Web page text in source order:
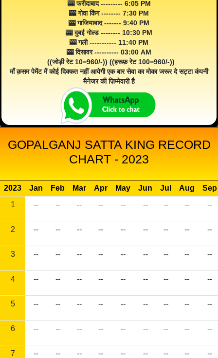
🎰 फरीदाबाद --------- 6:05 PM
🎰 गोवा किंग -------- 7:30 PM
🎰 गाजियाबाद ------- 9:40 PM
🎰 दुबई गोल्ड -------- 10:30 PM
🎰 गली ----------- 11:40 PM
🎰 दिसावर ---------- 03:00 AM
((जोड़ी रेट 10=960/-)) ((हरूफ़ रेट 100=960/-))
माँ क़सम पेमेंट में कोई दिक्कत नहीं आयेगी एक बार सेवा का मोका जरूर दे सट्टा कंपनी
मैनेजर की ज़िम्मेवारी है
GOPALGANJ SATTA KING RECORD
CHART - 2023
2023 Jan Feb Mar Apr May Jun Jul Aug
Sep
1
-- -- -- -- -- -- -- -- --
2 -- -- -- -- -- -- -- -- --
3 -- -- -- -- -- -- -- -- --
4 -- -- -- -- -- -- -- -- --
5 -- -- -- -- -- -- -- -- --
6 -- -- -- -- -- -- -- -- --
7 -- -- -- -- -- -- -- -- --